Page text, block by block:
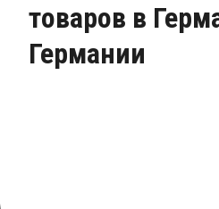
товаров в
Германии